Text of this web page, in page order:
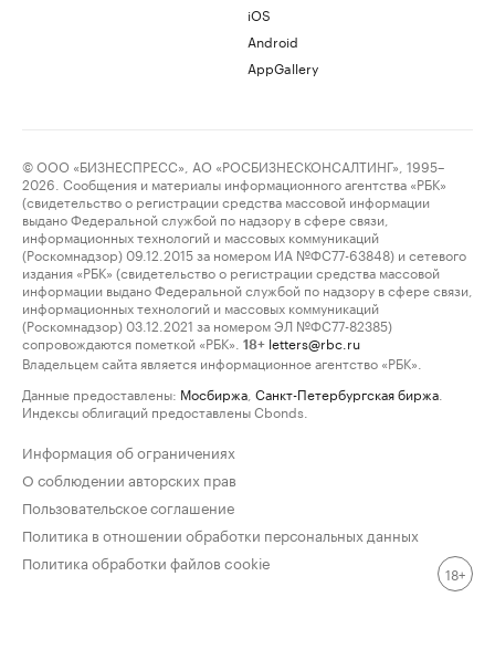
iOS
Android
AppGallery
© ООО «БИЗНЕСПРЕСС», АО «РОСБИЗНЕСКОНСАЛТИНГ», 1995–
2026. Сообщения и материалы информационного агентства «РБК»
(свидетельство о регистрации средства массовой информации
выдано Федеральной службой по надзору в сфере связи,
информационных технологий и массовых коммуникаций
(Роскомнадзор) 09.12.2015 за номером ИА №ФС77-63848) и сетевого
издания «РБК» (свидетельство о регистрации средства массовой
информации выдано Федеральной службой по надзору в сфере связи,
информационных технологий и массовых коммуникаций
(Роскомнадзор) 03.12.2021 за номером ЭЛ №ФС77-82385)
сопровождаются пометкой «РБК».
18+ letters@rbc.ru
Владельцем сайта является информационное агентство «РБК».
Данные предоставлены: Мосбиржа Санкт-Петербургская биржа
Индексы облигаций предоставлены Cbonds.
Информация об ограничениях
О соблюдении авторских прав
Пользовательское соглашение
Политика в отношении обработки персональных данных
Политика обработки файлов cookie
18+